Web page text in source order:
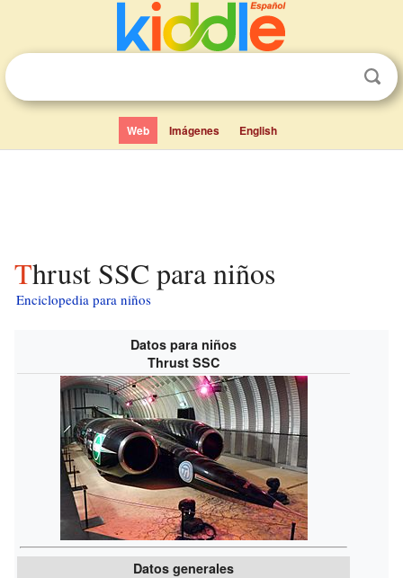
Web Imágenes English
Thrust SSC para niños
Enciclopedia para niños
Datos para niños
Thrust SSC
Datos generales